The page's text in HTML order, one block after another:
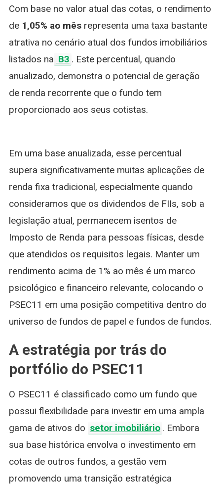
Com base no valor atual das cotas, o rendimento
de 1,05% ao mêsrepresenta uma taxa bastante
atrativa no cenário atual dos fundos imobiliários
listados na B3 . Este percentual, quando
anualizado, demonstra o potencial de geração
de renda recorrente que o fundo tem
proporcionado aos seus cotistas.
Em uma base anualizada, esse percentual
supera significativamente muitas aplicações de
renda fixa tradicional, especialmente quando
consideramos que os dividendos de FIIs, sob a
legislação atual, permanecem isentos de
Imposto de Renda para pessoas físicas, desde
que atendidos os requisitos legais. Manter um
rendimento acima de 1% ao mês é um marco
psicológico e financeiro relevante, colocando o
PSEC11 em uma posição competitiva dentro do
universo de fundos de papel e fundos de fundos.
A estratégia por trás do
portfólio do PSEC11
O PSEC11 é classificado como um fundo que
possui flexibilidade para investir em uma ampla
gama de ativos do setor imobiliário . Embora
sua base histórica envolva o investimento em
cotas de outros fundos, a gestão vem
promovendo uma transição estratégica